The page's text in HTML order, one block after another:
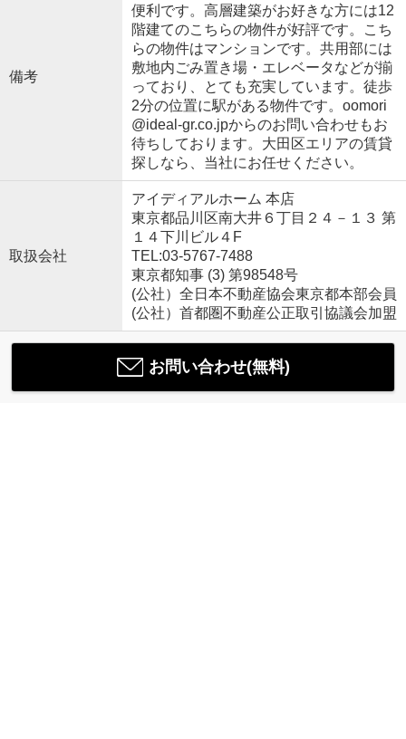
備考
便利です。高層建築がお好きな方には12
階建てのこちらの物件が好評です。こち
らの物件はマンションです。共用部には
敷地内ごみ置き場・エレベータなどが揃
っており、とても充実しています。徒歩
2分の位置に駅がある物件です。oomori
@ideal-gr.co.jpからのお問い合わせもお
待ちしております。大田区エリアの賃貸
探しなら、当社にお任せください。
取扱会社
アイディアルホーム 本店
東京都品川区南大井６丁目２４－１３ 第
１４下川ビル４F
TEL:03-5767-7488
東京都知事 (3) 第98548号
(公社）全日本不動産協会東京都本部会員
(公社）首都圏不動産公正取引協議会加盟
お問い合わせ(無料)